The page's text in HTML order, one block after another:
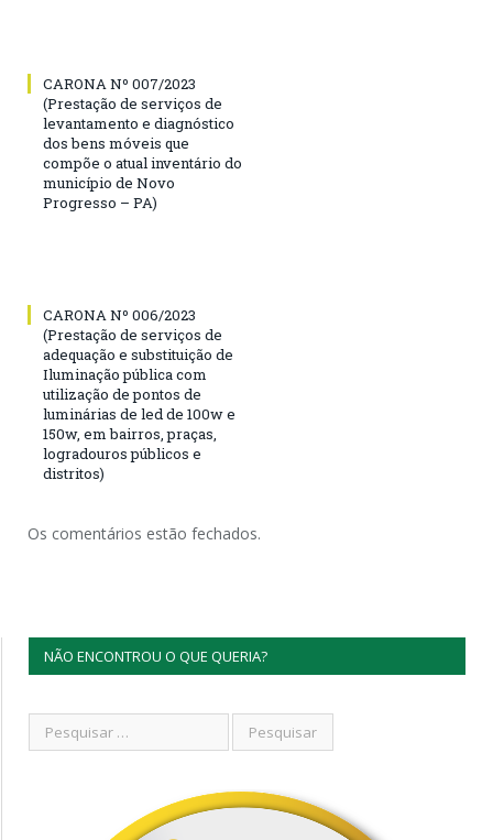
CARONA Nº 007/2023
(Prestação de serviços de
levantamento e diagnóstico
dos bens móveis que
compõe o atual inventário do
município de Novo
Progresso – PA)
CARONA Nº 006/2023
(Prestação de serviços de
adequação e substituição de
Iluminação pública com
utilização de pontos de
luminárias de led de 100w e
150w, em bairros, praças,
logradouros públicos e
distritos)
Os comentários estão fechados.
NÃO ENCONTROU O QUE QUERIA?